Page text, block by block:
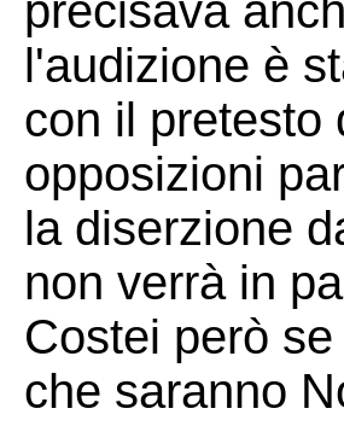
precisava
l'audizione è
con il pretesto
opposizioni
la diserzione
non verrà in
Costei però
che saranno